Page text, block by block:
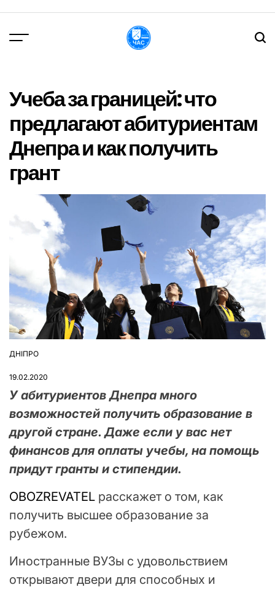
вмісту
Учеба за границей: что
предлагают абитуриентам
Днепра и как получить
грант
ОПУБЛІКУВАТИ
ДНІПРО
19.02.2020
У абитуриентов Днепра много
возможностей получить образование в
другой стране. Даже если у вас нет
финансов для оплаты учебы, на помощь
придут гранты и стипендии.
OBOZREVATEL расскажет о том, как
получить высшее образование за
рубежом.
Иностранные ВУЗы с удовольствием
открывают двери для способных и